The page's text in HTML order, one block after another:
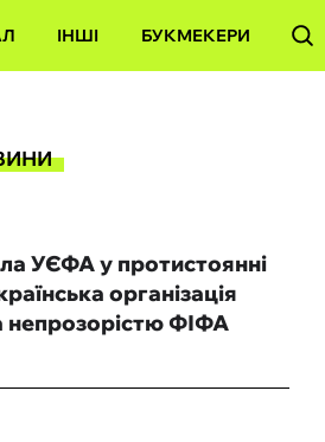
ІНШІ БУКМЕКЕРИ
УЄФА у протистоянні
організація
непрозорістю ФІФА